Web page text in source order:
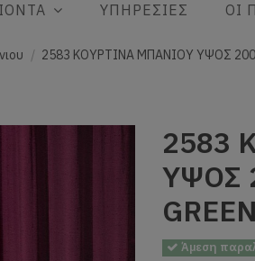
ΥΠΗΡΕΣΙΕΣ ΟΙ
2583 ΚΟΥΡΤΙΝΑ ΜΠΑΝΙΟΥ ΥΨΟΣ
2583
ΥΨΟΣ
Άμεση